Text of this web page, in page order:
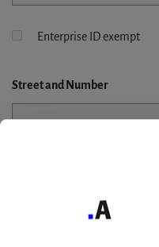
Enterprise ID exempt
Streetand Number